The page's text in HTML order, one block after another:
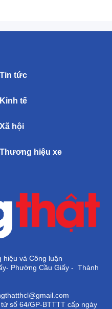
Tin tức
Kinh tế
Xã hội
Thương hiệu xe
và Công luận
Phường Cầu Giấy - Thành
số 64/GP-BTTTT cấp ngày